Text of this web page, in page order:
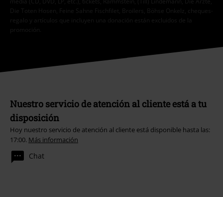
Die Toten Hosen, Feine Sahne Fischfilet, Broilers, Böhse Onkelz, cheques-
regalo y artículos que incluyen una donación están excluidos de la
promoción.
Nuestro servicio de atención al cliente está a tu
disposición
Hoy nuestro servicio de atención al cliente está disponible hasta las:
17:00. Más información
Chat